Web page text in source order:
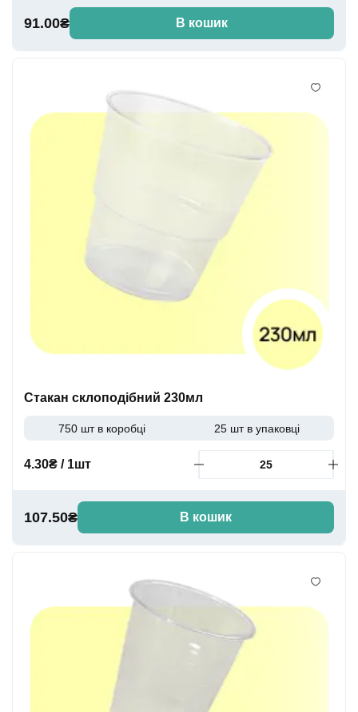
91.00₴ В кошик
Стакан склоподібний 230мл
750 шт в коробці 25 шт в упаковці
4.30₴ / 1шт
107.50₴ В кошик